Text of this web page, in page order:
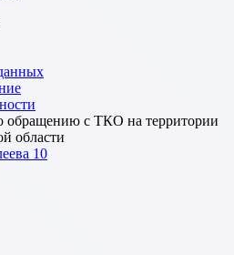
обращению с ТКО на территории
области
10